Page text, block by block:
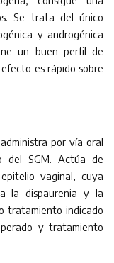
Se trata del único
y androgénica
un buen perfil de
es rápido sobre
por vía oral
del SGM. Actúa de
vaginal, cuya
la dispaurenia y la
tratamiento indicado
y tratamiento